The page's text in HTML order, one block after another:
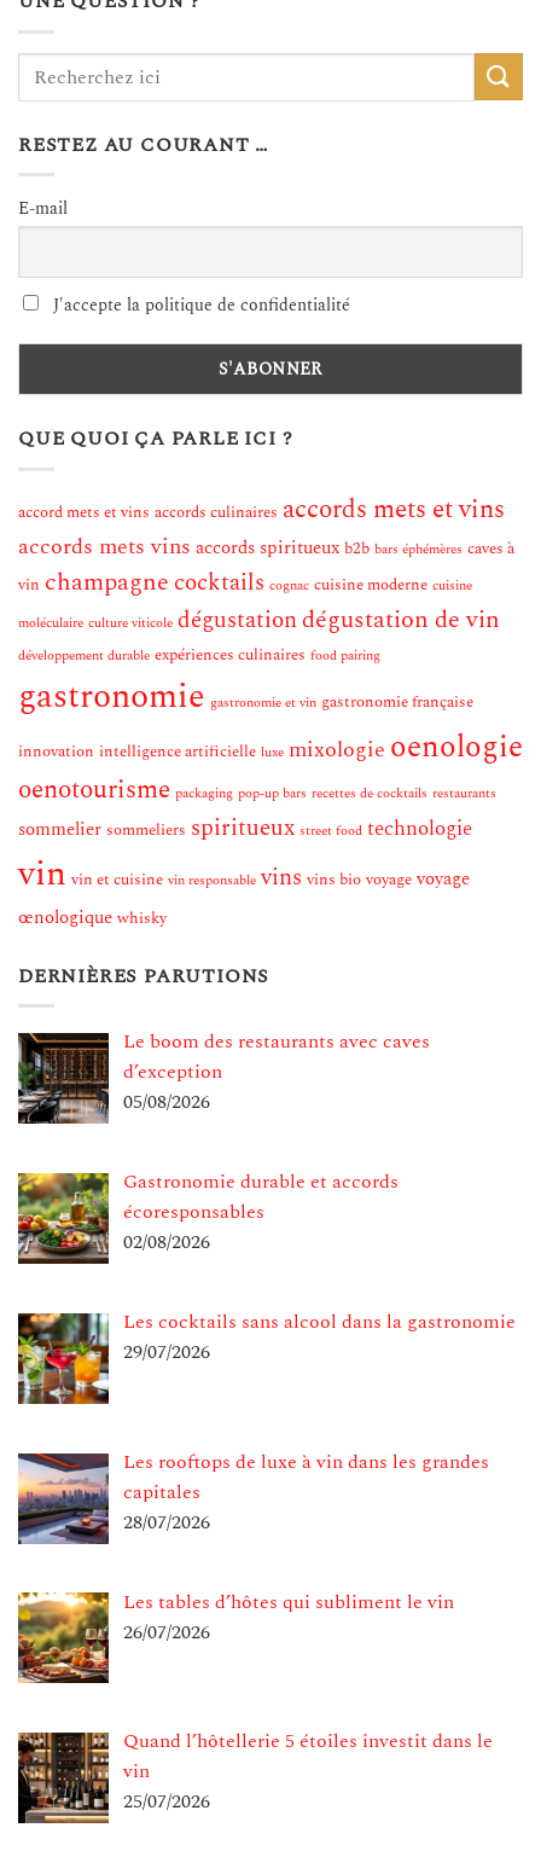
RESTEZ AU COURANT …
E-mail
J'accepte la politique de confidentialité
QUE QUOI ÇA PARLE ICI ?
accord mets et vins accords culinaires accords mets et vins
accords mets vins accords spiritueux b2b bars éphémères caves à
vin champagne cocktails cognac cuisine moderne cuisine
moléculaire culture viticole dégustationdégustation de vin
développement durable expériences culinaires food pairing
gastronomie gastronomie et vin gastronomie française
innovation intelligence artificielle luxe mixologie oenologie
oenotourisme packaging pop-up bars recettes de cocktails restaurants
sommelier sommeliers spiritueux street food technologie
vin vin et cuisine vin responsable vins vins bio voyage voyage
œnologique whisky
DERNIÈRES PARUTIONS
Le boom des restaurants avec caves
d’exception
05/08/2026
Gastronomie durable et accords
écoresponsables
02/08/2026
Les cocktails sans alcool dans la gastronomie
29/07/2026
Les rooftops de luxe à vin dans les grandes
capitales
28/07/2026
Les tables d’hôtes qui subliment le vin
26/07/2026
Quand l’hôtellerie 5 étoiles investit dans le
vin
25/07/2026